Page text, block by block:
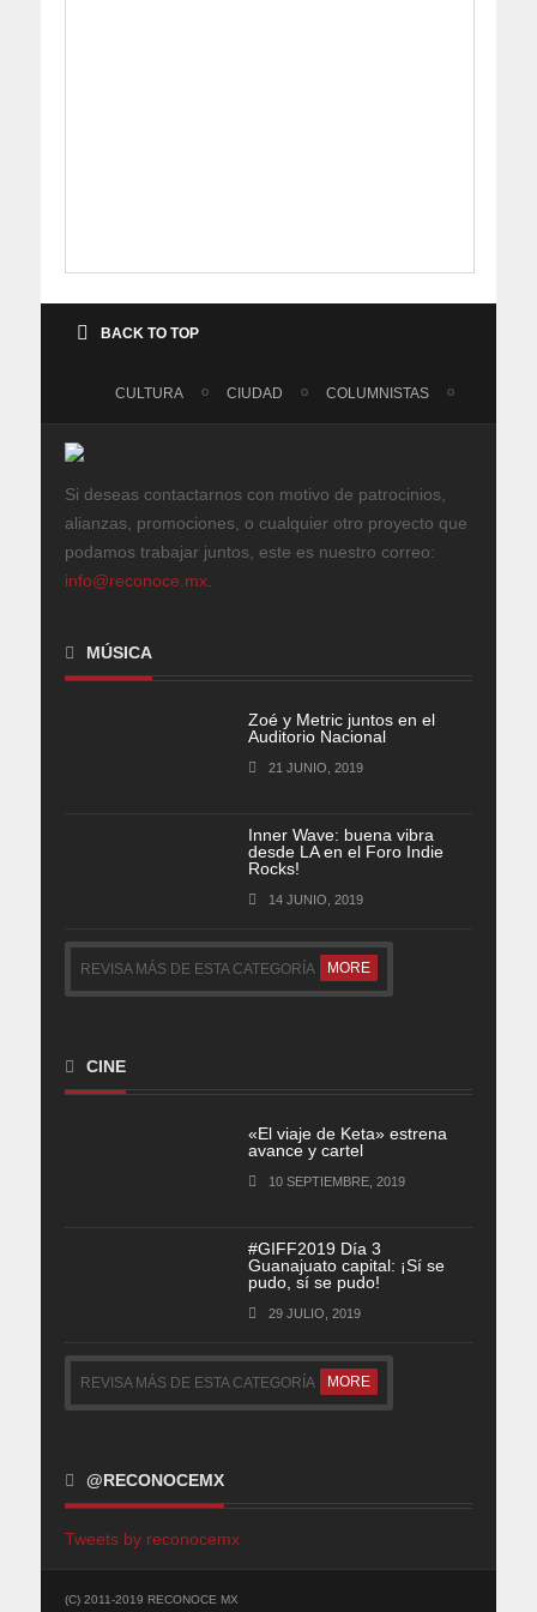
BACK TO TOP
CULTURA CIUDAD COLUMNISTAS
Si deseas contactarnos con motivo de patrocinios,
alianzas, promociones, o cualquier otro proyecto que
podamos trabajar juntos, este es nuestro correo:
info@reconoce.mx
MÚSICA
Zoé y Metric juntos en el
Auditorio Nacional
21 JUNIO, 2019
Inner Wave: buena vibra
desde LA en el Foro Indie
Rocks!
14 JUNIO, 2019
REVISA MÁS DE ESTA CATEGORÍA MORE
CINE
«El viaje de Keta» estrena
avance y cartel
10 SEPTIEMBRE, 2019
#GIFF2019 Día 3
Guanajuato capital: ¡Sí se
pudo, sí se pudo!
29 JULIO, 2019
REVISA MÁS DE ESTA CATEGORÍA MORE
@RECONOCEMX
Tweets by reconocemx
(C) 2011-2019 RECONOCE MX